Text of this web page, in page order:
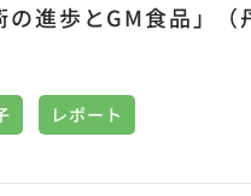
の進歩とGM食品」
レポート